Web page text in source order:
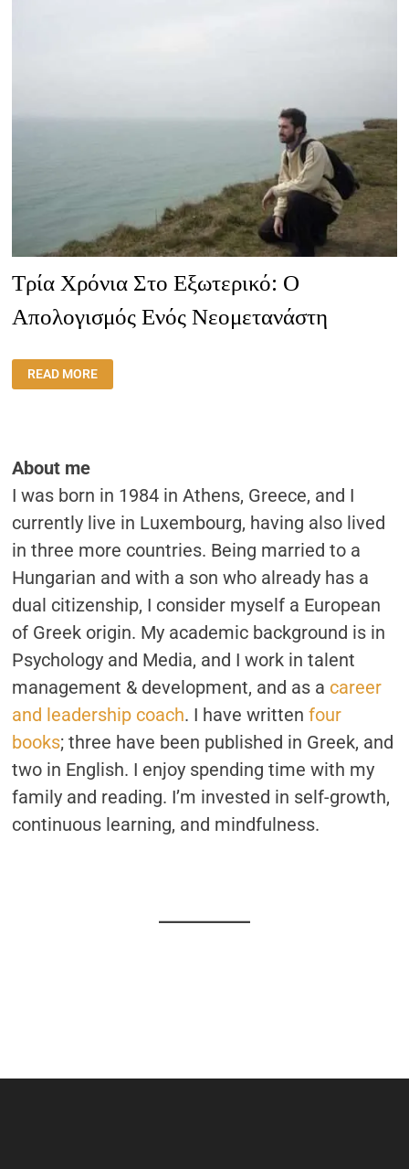
Τρία Χρόνια Στο Εξωτερικό: Ο
Απολογισμός Ενός Νεομετανάστη
ΤΡΊΑ
ΧΡΌΝΙΑ
ΣΤΟ
READ MORE
About me
I was born in 1984 in Athens, Greece, and I
currently live in Luxembourg, having also lived
in three more countries. Being married to a
Hungarian and with a son who already has a
dual citizenship, I consider myself a European
of Greek origin. My academic background is in
Psychology and Media, and I work in talent
management & development, and as a career
and leadership coach. I have writtenfour
books; three have been published in Greek, and
two in English. I enjoy spending time with my
family and reading. I’m invested in self-growth,
continuous learning, and mindfulness.